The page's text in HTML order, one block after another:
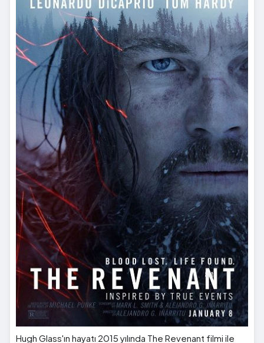
Hugh Glass'ın hayatı 2015 yılında The Revenant filmi ile